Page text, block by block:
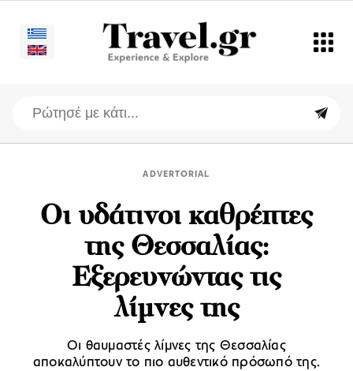
ADVERTORIAL
Οι υδάτινοι καθρέπτες
της Θεσσαλίας:
Εξερευνώντας τις
λίμνες της
Οι θαυμαστές λίμνες της Θεσσαλίας
αποκαλύπτουν το πιο αυθεντικό πρόσωπό της.